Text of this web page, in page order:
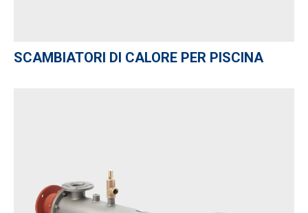
SCAMBIATORI DI CALORE PER PISCINA